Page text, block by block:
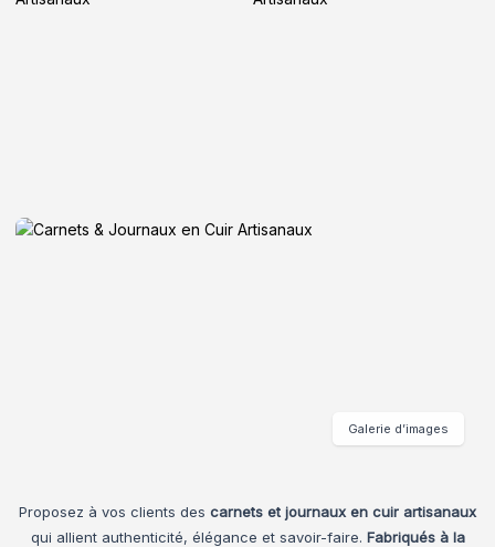
Proposez à vos clients des carnets et journaux en cuir artisanaux
qui allient authenticité, élégance et savoir-faire. Fabriqués à la
Galerie d’images